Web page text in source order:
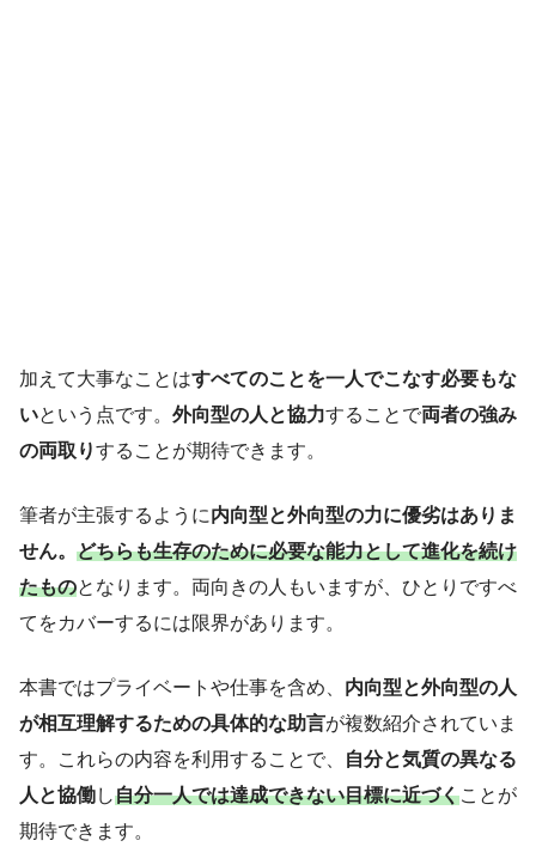
加えて大事なことはすべてのことを一人でこなす必要もな
いという点です。 外向型の人と協力することで両者の強み
の両取りすることが期待できます。
筆者が主張するように内向型と外向型の力に優劣はありま
せん。 どちらも生存のために必要な能力として進化を続け
たものとなります。両向きの人もいますが、ひとりですべ
てをカバーするには限界があります。
本書ではプライベートや仕事を含め、 内向型と外向型の人
が相互理解するための具体的な助言が複数紹介されていま
す。これらの内容を利用することで、
自分と気質の異なる
人と協働し自分一人では達成できない目標に近づくことが
期待できます。